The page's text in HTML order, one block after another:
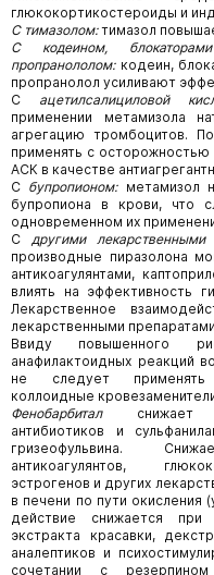
глюкокортикостероиды и
С тимазолом:тимазол
С кодеином,
пропранололом:кодеин,
пропранолол усиливают
С ацетилсалициловой
применении метамизола
агрегацию тромбоцитов.
применять с
АСК в качестве
С бупропионом:метамизол
бупропиона в крови, что
одновременном их
С другими лекарственными
производные пиразолона
антикоагулянтами,
влиять на эффективность
Лекарственное
лекарственными
Ввиду повышенного
анафилактоидных реакций
не следует применять
коллоидные
Фенобарбиталснижает
антибиотиков и
гризеофульвина.
антикоагулянтов,
эстрогенов и других
в печени по пути окисления
действие снижается при
экстракта красавки,
аналептиков и
сочетании с резерпином